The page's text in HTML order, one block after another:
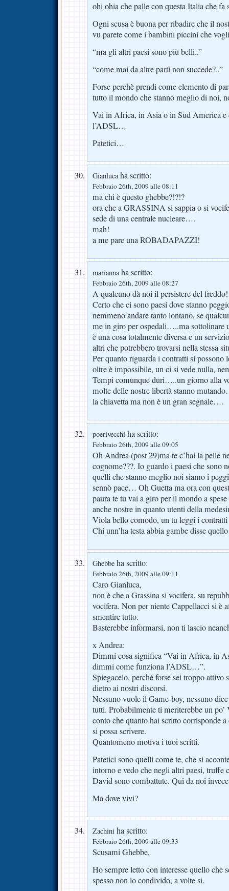
ohi ohia che palle con questa Italia che fa
Ogni scusa è buona per ribadire che il
vu parete come i bambini piccini che
“ma gli altri paesi sono più belli..”
“come mai da altre parti non succede?..”
Forse perchè prendi come elemento di
tutto il mondo che stanno meglio di noi,
Vai in Africa, in Asia o in Sud America
l’ADSL…
Patetici…
Gianlucaha scritto:
Febbraio 26th, 2009 alle 08:11
ma chi è questo ghebbe?!?!?
ora che a GRASSINA si sappia o si
sede di una centrale nucleare….
mah!
a me pare una ROBADAPAZZI!
mariannaha scritto:
Febbraio 26th, 2009 alle 08:27
A qualcuno dà noi il persistere del freddo!
Certo che ci sono paesi dove stanno
nemmeno andare tanto lontano, se
me in giro per ospedali…..ma sottolinare
è una cosa totalmente diversa e un
altri che potrebbero trovarsi nella stessa
Per quanto riguarda i contratti si possono
oltre è impossibile, un ci si vede nulla,
Tempi comunque duri…..un giorno alla
molte delle nostre libertà stanno
la chiavetta ma non è un gran segnale….
poerivecchi ha scritto:
Febbraio 26th, 2009 alle 09:05
Oh Andrea (post 29)ma te c’hai la pelle
cognome???. Io guardo i paesi che sono
quelli che stanno meglio noi siamo i
sennò pace… Oh Guetta ma ora con
paura te tu vai a giro per il mondo a
anche nostre in quanto utenti della
Viola bello comodo, un tu leggi i
Chi unn’ha testa abbia gambe disse
Ghebbe ha scritto:
Febbraio 26th, 2009 alle 09:11
Caro Gianluca,
non è che a Grassina si vocifera, su
vocifera. Non per niente Cappellacci si è
smentire tutto.
Basterebbe informarsi, non ti lascio
x Andrea:
Dimmi cosa significa “Vai in Africa, in
dimmi come funziona l’ADSL…”.
Spiegacelo, perché forse sei troppo attivo
dietro ai nostri discorsi.
Nessuno vuole il Game-boy, nessuno
tutti. Probabilmente ti meriterebbe un
conto che quanto hai scritto corrisponde
si possa scrivere.
Quantomeno motiva i tuoi scritti.
Patetici sono quelli come te, che si
intorno e vedo che negli altri paesi, truffe
David sono combattute. Qui da noi
Ma dove vivi?
Zachini ha scritto:
Febbraio 26th, 2009 alle 09:33
Scusami Ghebbe,
Ho sempre letto con interesse quello che
spesso non lo condivido, a volte si.